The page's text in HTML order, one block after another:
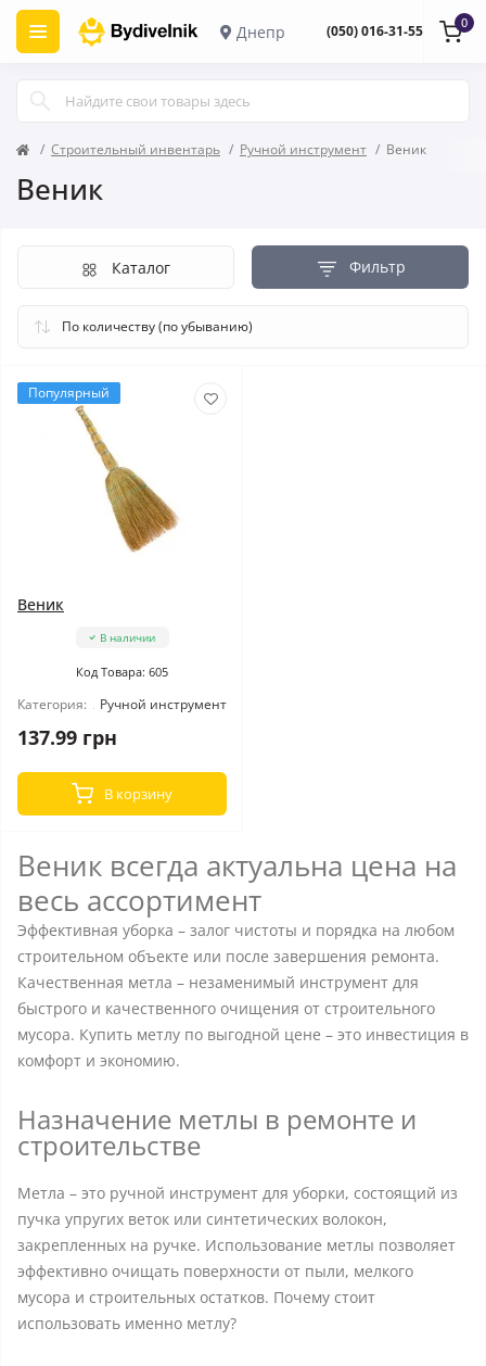
Днепр (050) 016-31-55 0
Строительный инвентарь Ручной инструмент Веник
Веник
Фильтр
Каталог
Популярный
Веник
В наличии
Код Товара: 605
Категория: Ручной инструмент
137.99 грн
В корзину
Веник всегда актуальна цена на
весь ассортимент
Эффективная уборка – залог чистоты и порядка на любом
строительном объекте или после завершения ремонта.
Качественная метла – незаменимый инструмент для
быстрого и качественного очищения от строительного
мусора. Купить метлу по выгодной цене – это инвестиция в
комфорт и экономию.
Назначение метлы в ремонте и
строительстве
Метла – это ручной инструмент для уборки, состоящий из
пучка упругих веток или синтетических волокон,
закрепленных на ручке. Использование метлы позволяет
эффективно очищать поверхности от пыли, мелкого
мусора и строительных остатков. Почему стоит
использовать именно метлу?